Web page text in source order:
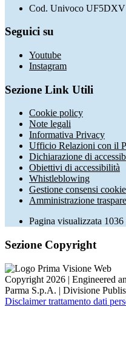
Cod. Univoco UF5DXV
Seguici su
Youtube
Instagram
Sezione Link Utili
Cookie policy
Note legali
Informativa Privacy
Ufficio Relazioni con il
Dichiarazione di
Obiettivi di accessibilità
Whistleblowing
Gestione consensi cookie
Amministrazione
Pagina visualizzata 1036
Sezione Copyright
Copyright 2026 | Engineered
Parma S.p.A. | Divisione
Disclaimer trattamento dati